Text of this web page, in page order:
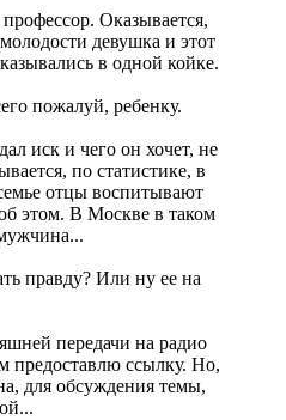
Оказывается,
девушка и этот
в одной койке.
пожалуй, ребенку.
иск и чего он хочет, не
по статистике, в
отцы воспитывают
этом. В Москве в таком
правду? Или ну ее на
передачи на радио
предоставлю ссылку. Но,
для обсуждения темы,